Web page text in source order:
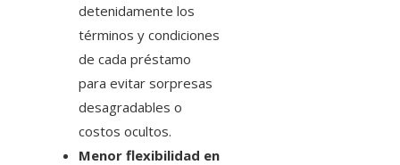
detenidamente los
términos y condiciones
de cada préstamo
para evitar sorpresas
desagradables o
costos ocultos.
Menor flexibilidad en